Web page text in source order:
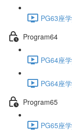
PG63座
Program64
PG64座
PG64座
Program65
PG65座